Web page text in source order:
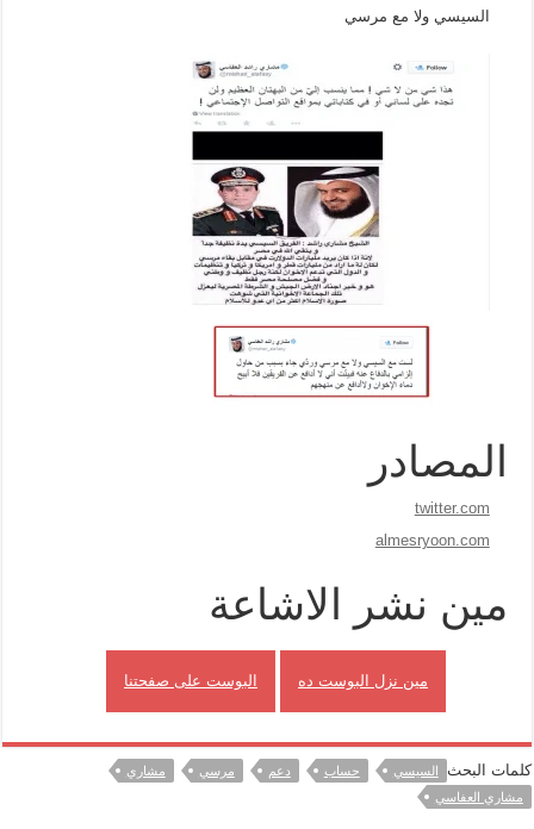
السيسي ولا مع مرسي
المصادر
twitter.com
almesryoon.com
مين نشر الاشاعة
مين نزل البوست ده البوست على صفحتنا
كلمات البحث السيسي حساب دعم مرسي
مشاري
مشاري العفاسي